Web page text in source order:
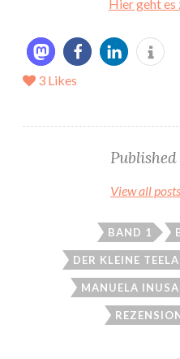
Hier geht es
3 Likes
Published
View all
BAND 1
DER KLEINE
MANUELA INUSA